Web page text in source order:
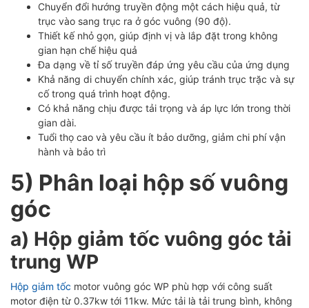
Chuyển đổi hướng truyền động một cách hiệu quả, từ
trục vào sang trục ra ở góc vuông (90 độ).
Thiết kế nhỏ gọn, giúp định vị và lắp đặt trong không
gian hạn chế hiệu quả
Đa dạng về tỉ số truyền đáp ứng yêu cầu của ứng dụng
Khả năng di chuyển chính xác, giúp tránh trục trặc và sự
cố trong quá trình hoạt động.
Có khả năng chịu được tải trọng và áp lực lớn trong thời
gian dài.
Tuổi thọ cao và yêu cầu ít bảo dưỡng, giảm chi phí vận
hành và bảo trì
5) Phân loại hộp số vuông
góc
a) Hộp giảm tốc vuông góc tải
trung WP
Hộp giảm tốc motor vuông góc WP phù hợp với công suất
motor điện từ 0.37kw tới 11kw. Mức tải là tải trung bình, không